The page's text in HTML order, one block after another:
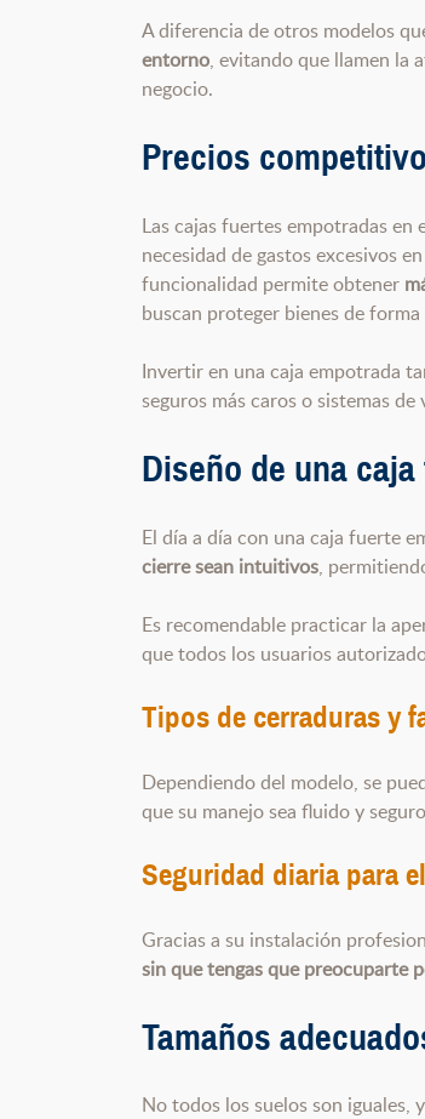
A diferencia de otros modelos
entorno, evitando que llamen la
negocio.
Precios
Las cajas fuertes empotradas en
necesidad de gastos excesivos
funcionalidad permite obtener
buscan proteger bienes de
Invertir en una caja empotrada
seguros más caros o sistemas
Diseño de una
El día a día con una caja fuerte
cierre sean intuitivos,
Es recomendable practicar la
que todos los usuarios
Tipos de cerraduras y
Dependiendo del modelo, se
que su manejo sea fluido y
Seguridad diaria para
Gracias a su instalación
sin que tengas que preocuparte
Tamaños
No todos los suelos son iguales,